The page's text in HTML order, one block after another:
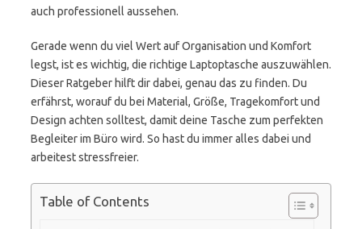
auch professionell aussehen.
Gerade wenn du viel Wert auf Organisation und Komfort
legst, ist es wichtig, die richtige Laptoptasche auszuwählen.
Dieser Ratgeber hilft dir dabei, genau das zu finden. Du
erfährst, worauf du bei Material, Größe, Tragekomfort und
Design achten solltest, damit deine Tasche zum perfekten
Begleiter im Büro wird. So hast du immer alles dabei und
arbeitest stressfreier.
Table of Contents